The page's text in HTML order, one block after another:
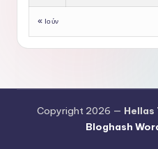
« Ιούν
Copyright 2026 — Hellas
Bloghash